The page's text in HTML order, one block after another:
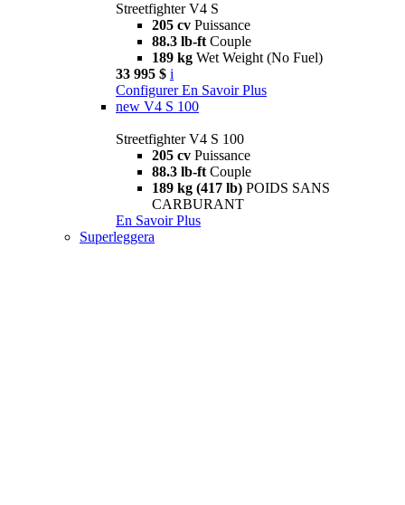
Streetfighter V4 S
205 cv Puissance
88.3 lb-ft Couple
189 kg Wet Weight (No Fuel)
33 995 $ i
Configurer En Savoir Plus
new V4 S 100
Streetfighter V4 S 100
205 cv Puissance
88.3 lb-ft Couple
189 kg (417 lb) POIDS SANS
CARBURANT
En Savoir Plus
Superleggera